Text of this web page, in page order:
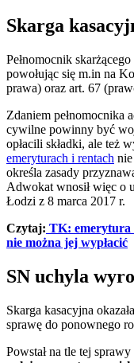
Skarga
Pełnomocnik
powołując się m.in na
prawa) oraz art. 67
Zdaniem pełnomocnika
cywilne powinny być
opłacili składki, ale też
emeryturach i rentach
określa zasady
Adwokat wnosił więc o
Łodzi z 8 marca 2017 r.
Czytaj: TK: emerytura
nie można jej wypłacić
SN uchyla
Skarga kasacyjna
sprawę do ponownego
Powstał na tle tej sprawy